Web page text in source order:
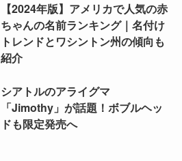
【2024年版】アメリカで人気の赤
ちゃんの名前ランキング｜名付け
トレンドとワシントン州の傾向も
紹介
シアトルのアライグマ
「Jimothy」が話題！ボブルヘッ
ドも限定発売へ